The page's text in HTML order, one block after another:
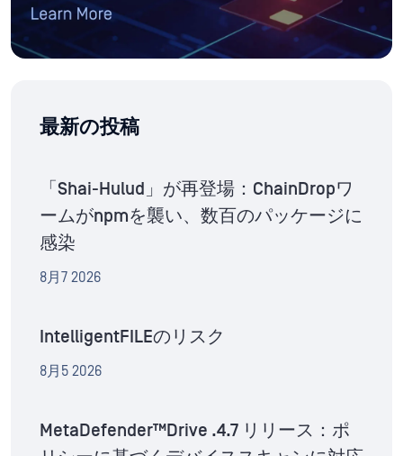
最新の投稿
「Shai-Hulud」が再登場：ChainDropワ
ームがnpmを襲い、数百のパッケージに
感染
8月7 2026
IntelligentFILEのリスク
8月5 2026
MetaDefender™Drive .4.7 リリース：ポ